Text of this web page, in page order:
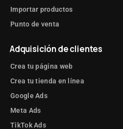
Importar productos
Punto de venta
Adquisición de clientes
Crea tu página web
Crea tu tienda en línea
Google Ads
Meta Ads
TikTok Ads